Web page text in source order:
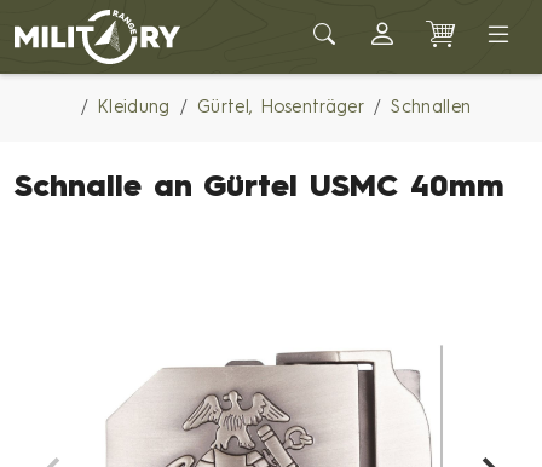
Army shop MILITARY RANGE
Kleidung Gürtel, Hosenträger Schnallen
Schnalle an Gürtel USMC 40mm